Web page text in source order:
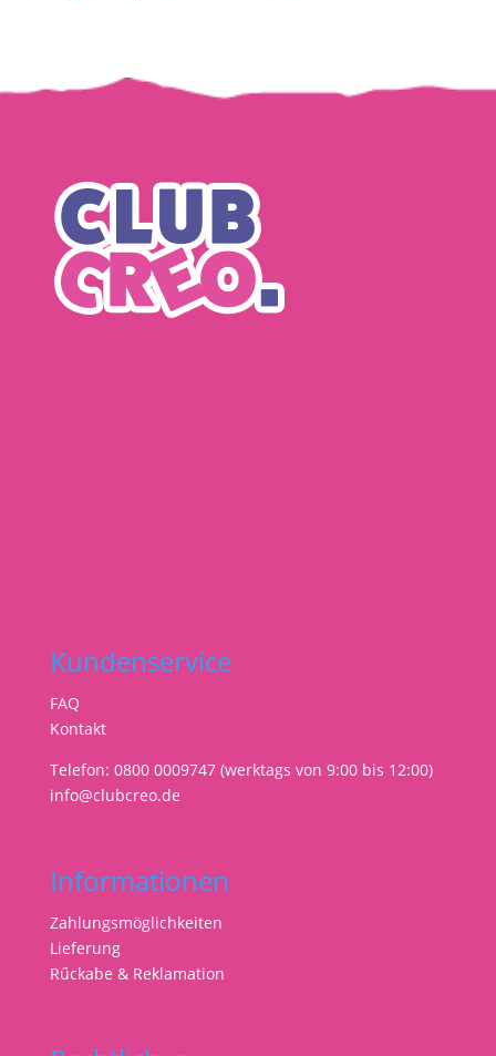
Kundenservice
FAQ
Kontakt
Telefon: 0800 0009747 (werktags von 9:00 bis 12:00)
info@clubcreo.de
Informationen
Zahlungsmöglichkeiten
Lieferung
Rűckabe & Reklamation